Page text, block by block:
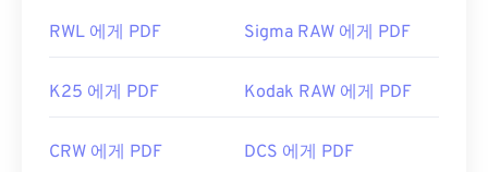
RWL 에게 PDF Sigma RAW 에게 PDF
K25 에게 PDF Kodak RAW 에게 PDF
CRW 에게 PDF DCS 에게 PDF